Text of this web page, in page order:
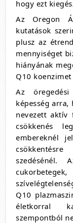
hogy ezt
Az Oregon
kutatások
plusz az
mennyiséget
hiányának
Q10
Az
képesség
nevezett aktív
csökkenés
embereknél
szedésénél.
Q10
életkorral
szempontból